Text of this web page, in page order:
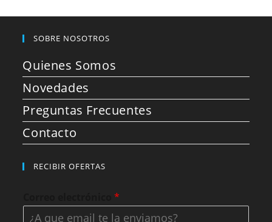
SOBRE NOSOTROS
Quienes Somos
Novedades
Preguntas Frecuentes
Contacto
RECIBIR OFERTAS
Correo electrónico*